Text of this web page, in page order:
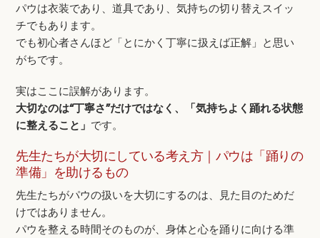
パウは衣装であり、道具であり、気持ちの切り替えスイッ
チでもあります。
でも初心者さんほど「とにかく丁寧に扱えば正解」と思い
がちです。
実はここに誤解があります。
大切なのは“丁寧さ”だけではなく、「気持ちよく踊れる状態
に整えること」 です。
先生たちが大切にしている考え方｜パウは「踊りの
準備」を助けるもの
先生たちがパウの扱いを大切にするのは、見た目のためだ
けではありません。
パウを整える時間そのものが、身体と心を踊りに向ける準